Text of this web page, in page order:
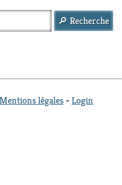
Mentions légales -Login